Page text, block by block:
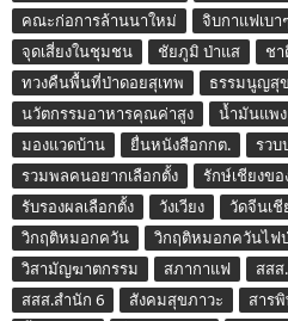
คณะก่อการล้านนาใหม่
จิบกาแฟเบา
จุดเสี่ยงในชุมชน
ชัยภูมิ ป่าแส
ช
ทวงคืนพื้นที่ป่าดอยสุเทพ
ธรรมนูญสุ
นวัตกรรมอาหารคุณค่าสูง
น้ำมันแพง
มองแวดบ้าน
ยื่นหนังสือกกต.
รวบ
รวมพลคนอยากเลือกตั้ง
รักษ์เชียงขอ
รับรองผลเลือกตั้ง
วังเวียง วัดจีนเชี
วิกฤติหมอกควัน
วิกฤติหมอกควันไฟ
วิสามัญฆาตกรรม
สภากาแฟ สสส
สสส.สำนัก 6
สังคมสุขภาวะ
สาร